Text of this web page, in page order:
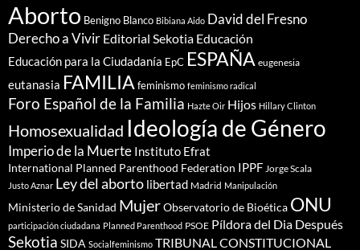
Aborto Benigno Blanco Bibiana Aido David del Fresno
Derecho a Vivir Editorial Sekotia Educación
Educación para la Ciudadanía EpC ESPAÑA eugenesia
eutanasia FAMILIA feminismo feminismo radical
Foro Español de la Familia Hazte Oir Hijos Hillary Clinton
Homosexualidad Ideología de Género
Imperio de la Muerte Instituto Efrat
International Planned Parenthood Federation IPPF Jorge Scala
Justo Aznar Ley del aborto libertad Madrid Manipulación
Ministerio de Sanidad MujerObservatorio de Bioética ONU
participación ciudadana Planned Parenthood PSOE Píldora del Dia Después
Sekotia SIDA Socialfeminismo TRIBUNAL CONSTITUCIONAL